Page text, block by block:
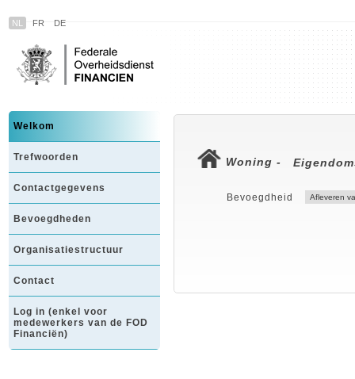
NL FR DE
Welkom
Trefwoorden
Contactgegevens
Bevoegdheden
Organisatiestructuur
Contact
Log in (enkel voor
medewerkers van de FOD
Financiën)
Woning -
Bevoegdheid